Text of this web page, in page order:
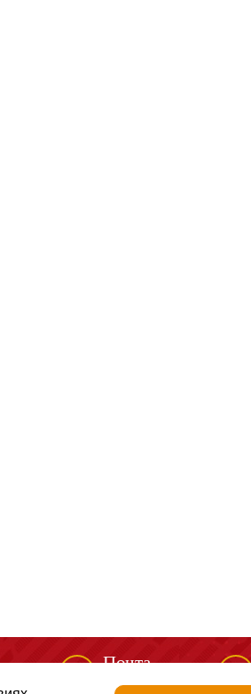
Почта
mail@spark-m.ru